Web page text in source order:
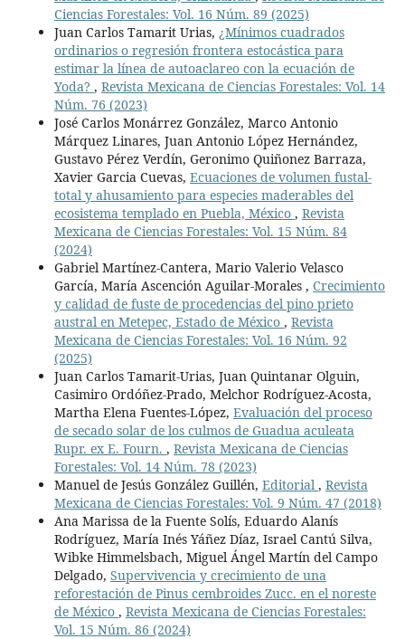
Ciencias Forestales: Vol. 16 Núm. 89 (2025)
Juan Carlos Tamarit Urias, ¿Mínimos cuadrados
ordinarios o regresión frontera estocástica para
estimar la línea de autoaclareo con la ecuación de
Yoda? , Revista Mexicana de Ciencias Forestales: Vol. 14
Núm. 76 (2023)
José Carlos Monárrez González, Marco Antonio
Márquez Linares, Juan Antonio López Hernández,
Gustavo Pérez Verdín, Geronimo Quiñonez Barraza,
Xavier Garcia Cuevas, Ecuaciones de volumen fustal-
total y ahusamiento para especies maderables del
ecosistema templado en Puebla, México , Revista
Mexicana de Ciencias Forestales: Vol. 15 Núm. 84
(2024)
Gabriel Martínez-Cantera, Mario Valerio Velasco
García, María Ascención Aguilar-Morales , Crecimiento
y calidad de fuste de procedencias del pino prieto
austral en Metepec, Estado de México , Revista
Mexicana de Ciencias Forestales: Vol. 16 Núm. 92
(2025)
Juan Carlos Tamarit-Urias, Juan Quintanar Olguin,
Casimiro Ordóñez-Prado, Melchor Rodríguez-Acosta,
Martha Elena Fuentes-López, Evaluación del proceso
de secado solar de los culmos de Guadua aculeata
Rupr. ex E. Fourn. , Revista Mexicana de Ciencias
Forestales: Vol. 14 Núm. 78 (2023)
Manuel de Jesús González Guillén, Editorial , Revista
Mexicana de Ciencias Forestales: Vol. 9 Núm. 47 (2018)
Ana Marissa de la Fuente Solís, Eduardo Alanís
Rodríguez, María Inés Yáñez Díaz, Israel Cantú Silva,
Wibke Himmelsbach, Miguel Ángel Martín del Campo
Delgado, Supervivencia y crecimiento de una
reforestación de Pinus cembroides Zucc. en el noreste
de México , Revista Mexicana de Ciencias Forestales:
Vol. 15 Núm. 86 (2024)